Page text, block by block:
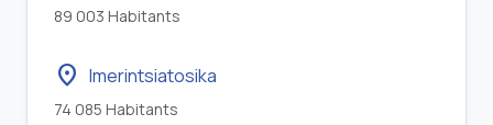
89 003 Habitants
location_on Imerintsiatosika
74 085 Habitants